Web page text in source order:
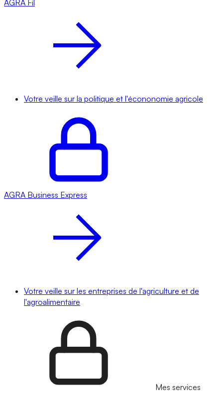
AGRA Fil
Votre veille sur la politique et l'écononomie agricole
AGRA Business Express
Votre veille sur les entreprises de l'agriculture et de
l'agroalimentaire
Mes services